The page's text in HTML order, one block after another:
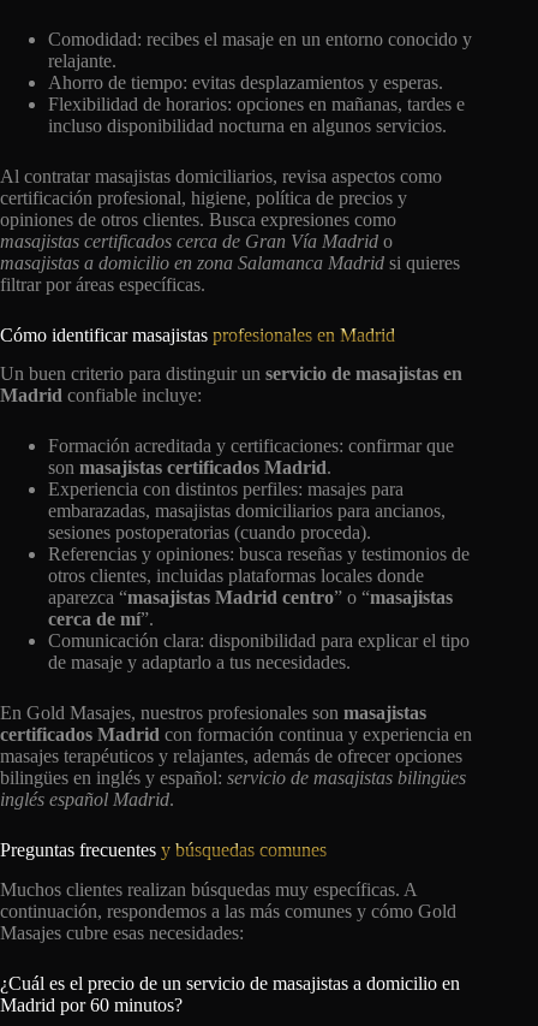
Comodidad: recibes el masaje en un entorno conocido y
relajante.
Ahorro de tiempo: evitas desplazamientos y esperas.
Flexibilidad de horarios: opciones en mañanas, tardes e
incluso disponibilidad nocturna en algunos servicios.
Al contratar masajistas domiciliarios, revisa aspectos como
certificación profesional, higiene, política de precios y
opiniones de otros clientes. Busca expresiones como
masajistas certificados cerca de Gran Vía Madrid o
masajistas a domicilio en zona Salamanca Madrid si quieres
filtrar por áreas específicas.
Cómo identificar masajistas profesionales en Madrid
Un buen criterio para distinguir un servicio de masajistas en
Madrid confiable incluye:
Formación acreditada y certificaciones: confirmar que
son masajistas certificados Madrid.
Experiencia con distintos perfiles: masajes para
embarazadas, masajistas domiciliarios para ancianos,
sesiones postoperatorias (cuando proceda).
Referencias y opiniones: busca reseñas y testimonios de
otros clientes, incluidas plataformas locales donde
aparezca “masajistas Madrid centro” o “masajistas
cerca de mí”.
Comunicación clara: disponibilidad para explicar el tipo
de masaje y adaptarlo a tus necesidades.
En Gold Masajes, nuestros profesionales son masajistas
certificados Madrid con formación continua y experiencia en
masajes terapéuticos y relajantes, además de ofrecer opciones
bilingües en inglés y español: servicio de masajistas bilingües
inglés español Madrid.
Preguntas frecuentes y búsquedas comunes
Muchos clientes realizan búsquedas muy específicas. A
continuación, respondemos a las más comunes y cómo Gold
Masajes cubre esas necesidades:
¿Cuál es el precio de un servicio de masajistas a domicilio en
Madrid por 60 minutos?